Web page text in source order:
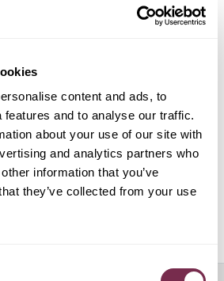
content and ads, to
features and to analyse our traffic.
about your use of our site with
and analytics partners who
information that you’ve
they’ve collected from your use
e multe
tramite app su dispositivo
Digital Onboarding
temporanea del noleggio